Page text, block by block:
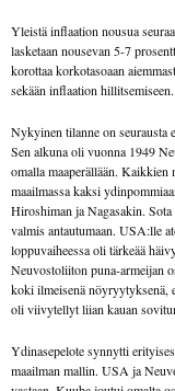
Yleistä inflaation nousua
lasketaan nousevan 5-7
korottaa korkotasoaan
sekään inflaation hillitsemiseen.
Nykyinen tilanne on seurausta
Sen alkuna oli vuonna 1949
omalla maaperällään.
maailmassa kaksi
Hiroshiman ja Nagasakin.
valmis antautumaan. USA:lle
loppuvaiheessa oli tärkeää
Neuvostoliiton puna-armeijan
koki ilmeisenä nöyryytyksenä,
oli viivytellyt liian kauan
Ydinasepelote synnytti
maailman mallin. USA ja